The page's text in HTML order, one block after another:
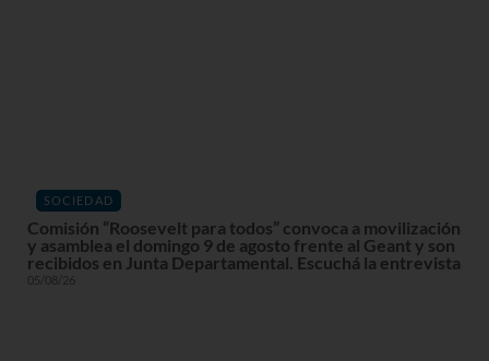
SOCIEDAD
Comisión “Roosevelt para todos” convoca a movilización
y asamblea el domingo 9 de agosto frente al Geant y son
recibidos en Junta Departamental. Escuchá la entrevista
05/08/26